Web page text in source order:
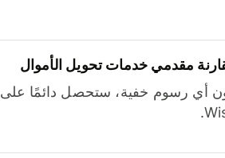
مقدمي خدمات تحويل الأموال
أي رسوم خفية، ستحصل دائمًا على